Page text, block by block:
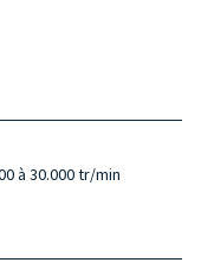
à 30.000 tr/min